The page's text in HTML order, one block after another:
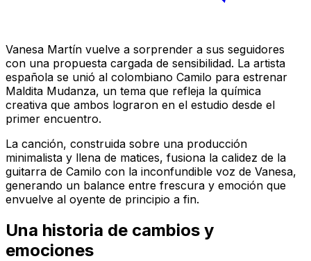
Vanesa Martín vuelve a sorprender a sus seguidores
con una propuesta cargada de sensibilidad. La artista
española se unió al colombiano Camilo para estrenar
Maldita Mudanza, un tema que refleja la química
creativa que ambos lograron en el estudio desde el
primer encuentro.
La canción, construida sobre una producción
minimalista y llena de matices, fusiona la calidez de la
guitarra de Camilo con la inconfundible voz de Vanesa,
generando un balance entre frescura y emoción que
envuelve al oyente de principio a fin.
Una historia de cambios y
emociones